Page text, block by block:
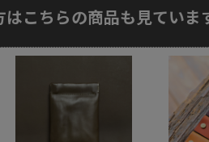
はこちらの商品も見ていま